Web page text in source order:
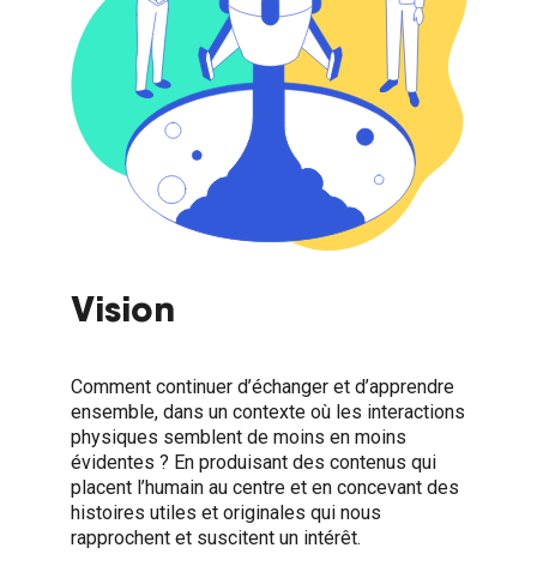
Vision
Comment continuer d’échanger et d’apprendre
ensemble, dans un contexte où les interactions
physiques semblent de moins en moins
évidentes ? En produisant des contenus qui
placent l’humain au centre et en concevant des
histoires utiles et originales qui nous
rapprochent et suscitent un intérêt.